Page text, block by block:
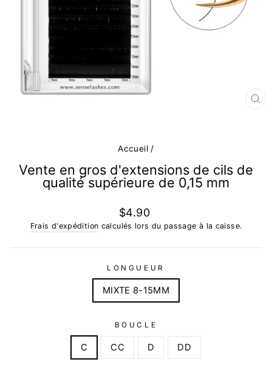
Accueil /
Vente en gros d'extensions de cils de
qualité supérieure de 0,15 mm
Prix
régulier
$4.90
Frais d'expédition calculés lors du passage à la caisse.
LONGUEUR
MIXTE 8-15MM
BOUCLE
C CC D DD